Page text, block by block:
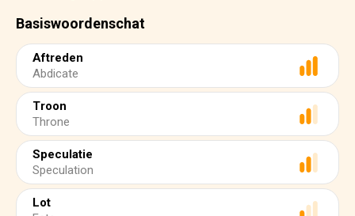
Basiswoordenschat
Aftreden
Abdicate
Troon
Throne
Speculatie
Speculation
Lot